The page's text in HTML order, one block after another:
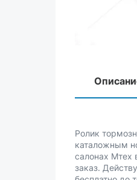
Ролик
каталожным
салонах Мтех
заказ.